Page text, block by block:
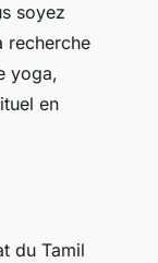
soyez
recherche
yoga,
en
du Tamil